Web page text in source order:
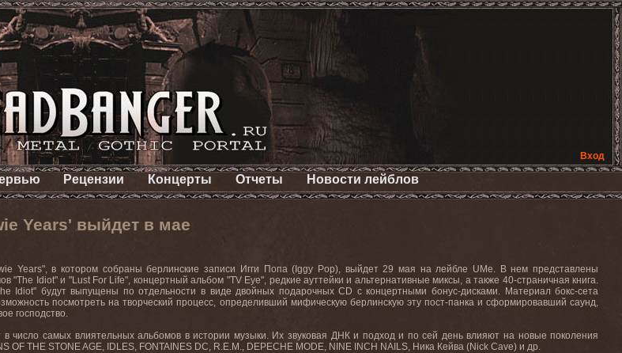
Вход
Рецензии Концерты Отчеты Новости лейблов
Years' выйдет в мае
Years", в котором собраны берлинские записи Игги Попа ( Iggy Pop), выйдет 29 мая на лейбле UMe. В нем представлены
"The Idiot" и "Lust For Life", концертный альбом "TV Eye", редкие ауттейки и альтернативные миксы, а также 40-страничная книга.
Idiot" будут выпущены по отдельности в виде двойных подарочныхCD с концертными бонус-дисками. Материал бокс-сета
посмотреть на творческий процесс, определивший мифическую берлинскую эту пост-панка и сформировавший саунд,
господство.
в число самых влиятельных альбомов в истории музыки. Их звуковая ДНК и подход и по сей день влияют на новые поколения
OF THE STONE AGE, IDLES, FONTAINES DC, R.E.M., DEPECHE MODE, NINE INCH NAILS, Ника Кейва (Nick Cave) и др.